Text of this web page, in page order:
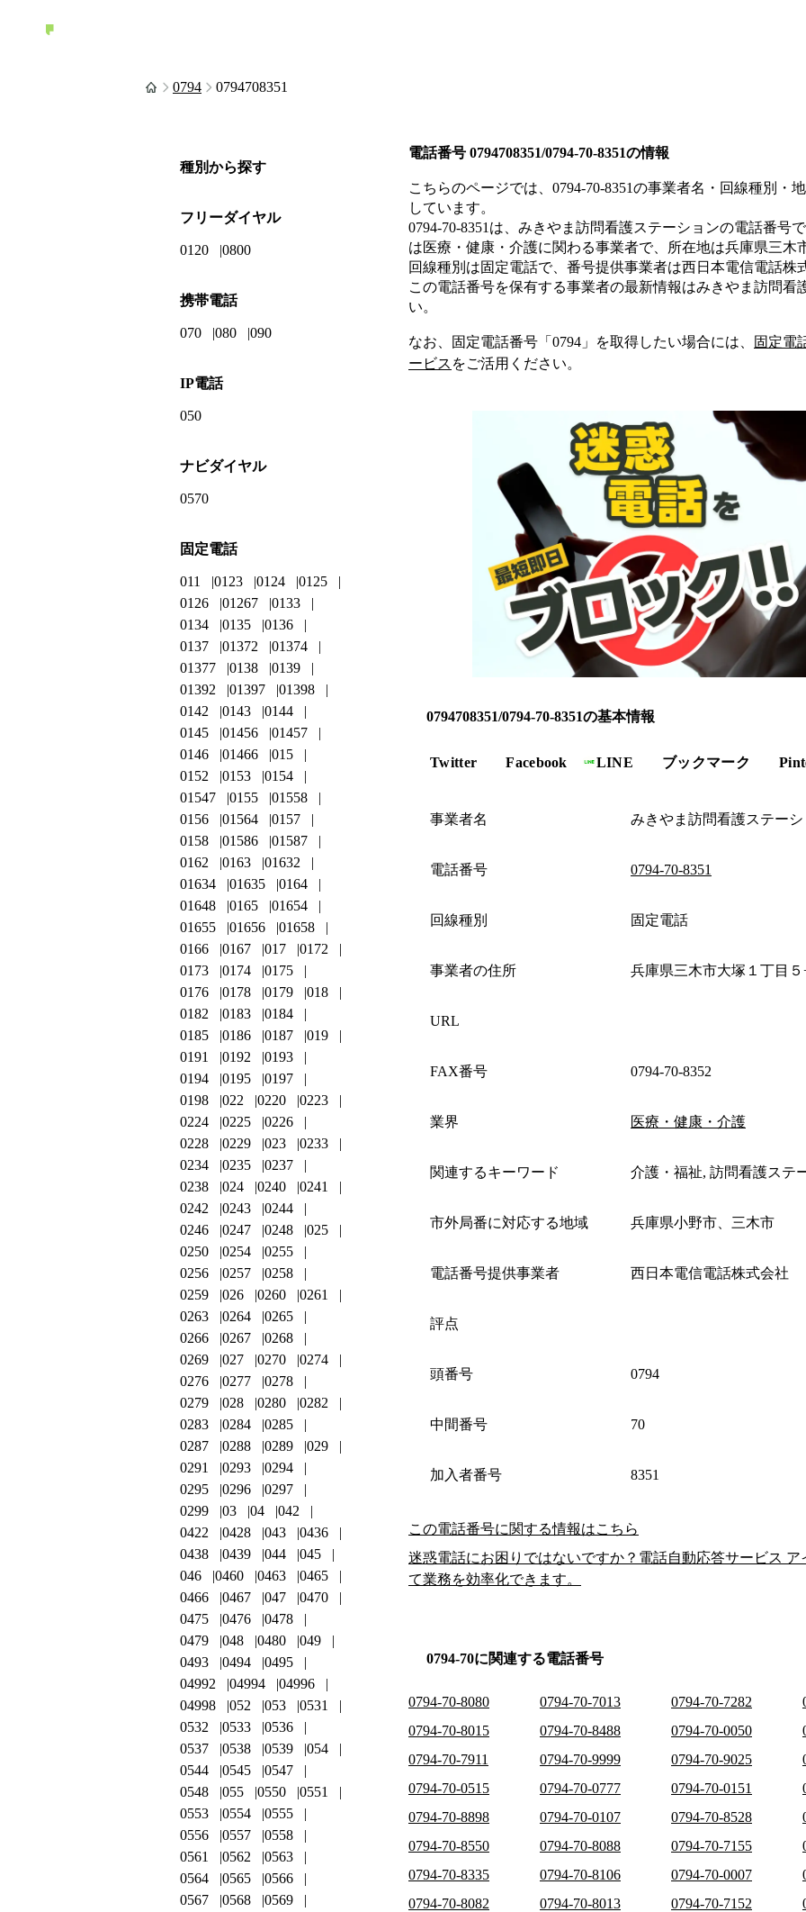
0794 0794708351
電話番号 0794708351/0794-70-8351の情報
こちらのページでは、 0794-70-8351の事業者名・回線種別・
しています。
0794-70-8351 は、 みきやま訪問看護ステーションの電話番号で
は医療・健康・介護に関わる事業者で、所在地は兵庫県三木
回線種別は固定電話で、番号提供事業者は西日本電信電話株
この電話番号を保有する事業者の最新情報はみきやま訪問看
い。
なお、固定電話番号「 0794 」を取得したい場合には、 固定電
ービス をご活用ください。
0794708351/0794-70-8351の基本情報
Twitter Facebook LINE ブックマーク
事業者名 みきやま訪問看護ステーシ
電話番号 0794-70-8351
回線種別 固定電話
事業者の住所 兵庫県三木市大塚１丁目５
URL
FAX番号 0794-70-8352
業界 医療・健康・介護
関連するキーワード 介護・福祉, 訪問看護ステ
市外局番に対応する地域 兵庫県小野市、三木市
電話番号提供事業者 西日本電信電話株式会社
評点
頭番号 0794
中間番号 70
加入者番号 8351
この電話番号に関する情報はこちら
迷惑電話にお困りではないですか？電話自動応答サービス
て業務を効率化できます。
0794-70に関連する電話番号
0794-70-8080 0794-70-7013 0794-70-7282
0794-70-8015
0794-70-8488 0794-70-0050
0794-70-7911
0794-70-9999 0794-70-9025
0794-70-0515
0794-70-0777 0794-70-0151
0794-70-8898
0794-70-0107 0794-70-8528
0794-70-8550
0794-70-8088 0794-70-7155
0794-70-8335
0794-70-8106 0794-70-0007
0794-70-8082
0794-70-8013 0794-70-7152
種別から探す
フリーダイヤル
0120 0800
携帯電話
070 080 090
IP電話
050
ナビダイヤル
0570
固定電話
011 0123 0124
0125
0126
01267
0133
0134
0135
0136
0137
01372
01374
01377
0138
0139
01392
01397
01398
0142
0143
0144
0145
01456
01457
0146
01466
015
0152
0153
0154
01547
0155
01558
0156
01564
0157
0158
01586
01587
0162
0163
01632
01634
01635
0164
01648
0165
01654
01655
01656
01658
0166
0167 017
0172
0173
0174
0175
0176
0178 0179
018
0182
0183
0184
0185
0186 0187
019
0191
0192
0193
0194
0195
0197
0198
022 0220
0223
0224
0225
0226
0228
0229 023
0233
0234
0235
0237
0238
024 0240
0241
0242
0243
0244
0246
0247 0248
025
0250
0254
0255
0256
0257
0258
0259
026 0260
0261
0263
0264
0265
0266
0267
0268
0269
027 0270
0274
0276
0277
0278
0279
028 0280
0282
0283
0284
0285
0287
0288 0289
029
0291
0293
0294
0295
0296
0297
0299
03 04
042
0422
0428 043
0436
0438
0439 044
045
046
0460 0463
0465
0466
0467 047
0470
0475
0476
0478
0479
048 0480
049
0493
0494
0495
04992
04994
04996
04998
052 053
0531
0532
0533
0536
0537
0538 0539
054
0544
0545
0547
0548
055 0550
0551
0553
0554
0555
0556
0557
0558
0561
0562
0563
0564
0565
0566
0567
0568
0569